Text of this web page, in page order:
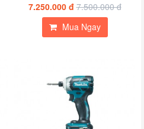
7.250.000 đ 7.500.000 đ
Mua Ngay